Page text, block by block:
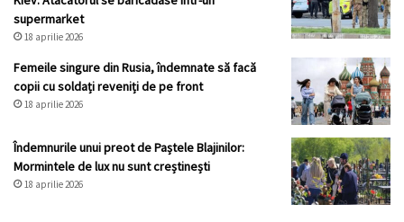
supermarket
18 aprilie 2026
Femeile singure din Rusia, îndemnate să facă
copii cu soldați reveniți de pe front
18 aprilie 2026
Îndemnurile unui preot de Paștele Blajinilor:
Mormintele de lux nu sunt creștinești
18 aprilie 2026